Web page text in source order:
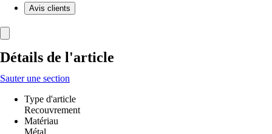
Avis clients
Détails de l'article
Sauter une section
Type d'article
Recouvrement
Matériau
Métal